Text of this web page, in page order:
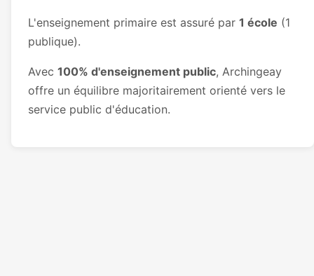
L'enseignement primaire est assuré par 1 école (1
publique).
Avec 100% d'enseignement public, Archingeay
offre un équilibre majoritairement orienté vers le
service public d'éducation.